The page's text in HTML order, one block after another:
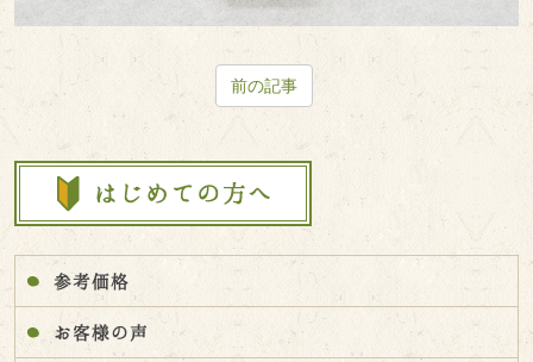
前の記事
参考価格
お客様の声